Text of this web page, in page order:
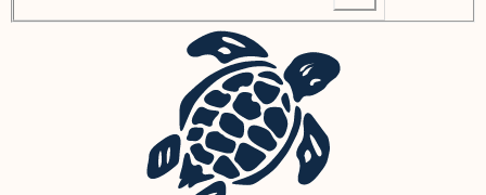
Shorts
Tous les articles